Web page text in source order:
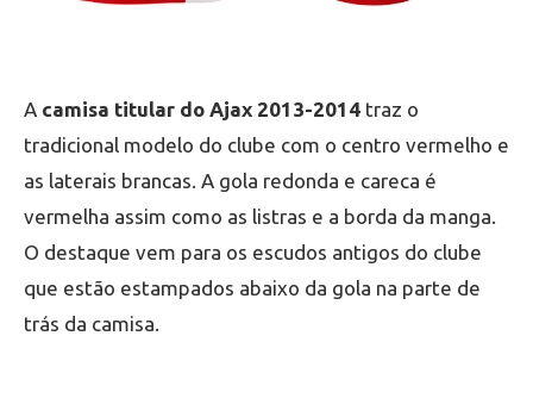
A camisa titular do Ajax 2013-2014 traz o
tradicional modelo do clube com o centro vermelho e
as laterais brancas. A gola redonda e careca é
vermelha assim como as listras e a borda da manga.
O destaque vem para os escudos antigos do clube
que estão estampados abaixo da gola na parte de
trás da camisa.